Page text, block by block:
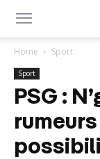
Home Sport
Sport
PSG :
rumeurs